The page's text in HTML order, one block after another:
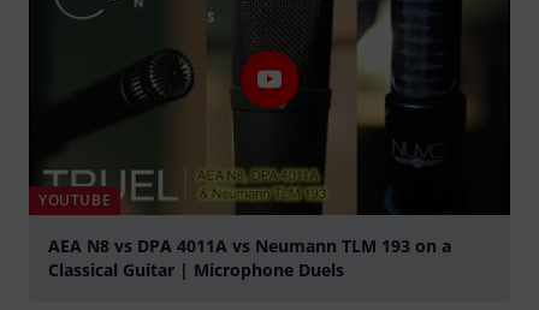
YOUTUBE
AEA N8 vs DPA 4011A vs Neumann TLM 193 on a
Classical Guitar | Microphone Duels